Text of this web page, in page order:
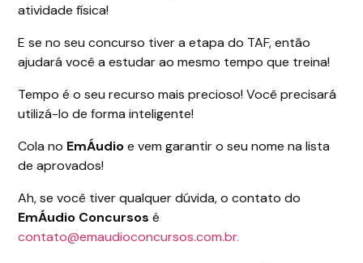
atividade física!
E se no seu concurso tiver a etapa do TAF, então
ajudará você a estudar ao mesmo tempo que treina!
Tempo é o seu recurso mais precioso! Você precisará
utilizá-lo de forma inteligente!
Cola no EmÁudioe vem garantir o seu nome na lista
de aprovados!
Ah, se você tiver qualquer dúvida, o contato do
EmÁudio Concursos é
contato@emaudioconcursos.com.br.